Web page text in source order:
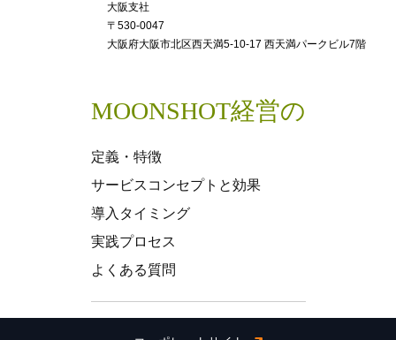
⼤阪⽀社
〒530-0047
⼤阪府⼤阪市北区⻄天満5-10-17 ⻄天満パークビル7階
MOONSHOT経営の
定義・特徴
サービスコンセプトと効果
導入タイミング
実践プロセス
よくある質問